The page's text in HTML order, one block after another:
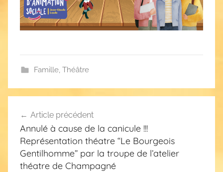
s
Famille, Théâtre
de
l’article
Article précédent
Annulé à cause de la canicule !!!
Représentation théatre “Le Bourgeois
Gentilhomme” par la troupe de l’atelier
théatre de Champagné